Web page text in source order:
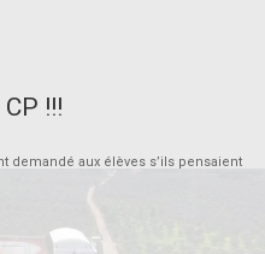
!!!
demandé aux élèves s’ils pensaient